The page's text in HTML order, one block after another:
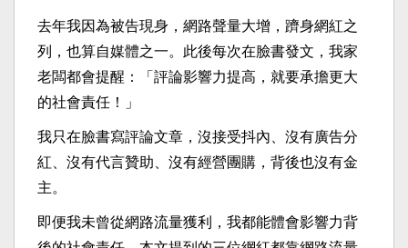
去年我因為被告現身，網路聲量大增，躋身網紅之
列，也算自媒體之一。此後每次在臉書發文，我家
老闆都會提醒：「評論影響力提高，就要承擔更大
的社會責任！」
我只在臉書寫評論文章，沒接受抖內、沒有廣告分
紅、沒有代言贊助、沒有經營團購，背後也沒有金
主。
即便我未曾從網路流量獲利，我都能體會影響力背